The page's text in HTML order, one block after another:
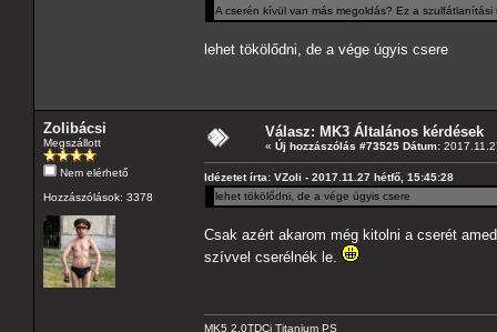
A cserén kívül van más megoldás? Ez a szulfátlanítási
lehet tökölődni, de a vége úgyis csere
Zolibácsi
Megszállott
Nem elérhető
Hozzászólások: 3378
Válasz: MK3 Általános kérdések
« Új hozzászólás #73525 Dátum:
Idézetet írta: VZoli - 2017.11.27 hétfő, 15:45:28
lehet tökölődni, de a vége úgyis csere
Csak azért akarom még kitolni a cserét
szívvel cserélnék le.
MK5 2.0TDCi Titanium PS